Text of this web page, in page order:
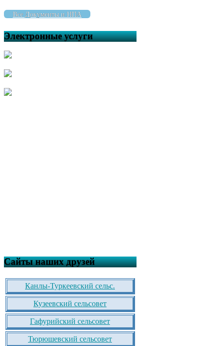
Все Документы и НПА
Электронные услуги
Сайты наших друзей
Канлы-Туркеевский сельс.
Кузеевский сельсовет
Гафурийский сельсовет
Тюрюшевский сельсовет